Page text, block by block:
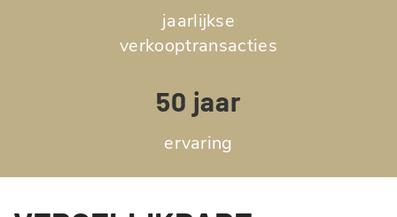
jaarlijkse
verkooptransacties
50 jaar
ervaring